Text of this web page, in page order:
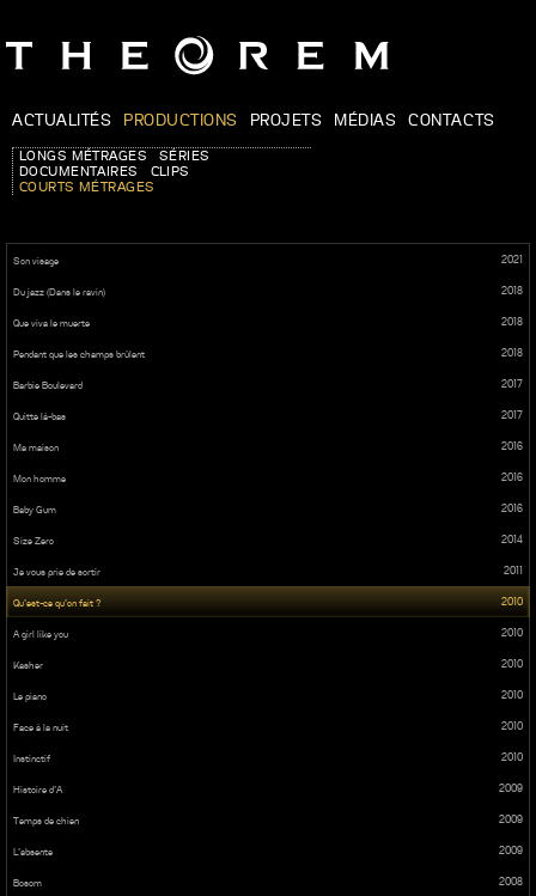
ACTUALITÉS PRODUCTIONS
LONGS MÉTRAGES
SÉRIES
DOCUMENTAIRES
CLIPS
COURTS MÉTRAGES
PROJETS MÉDIAS CONTACTS
Son visage 2021
Du jazz (Dans le ravin) 2018
Que viva le muerte 2018
Pendant que les champs brûlent 2018
Barbie Boulevard 2017
Quitte là-bas 2017
Ma maison 2016
Mon homme 2016
Baby Gum 2016
Size Zero 2014
Je vous prie de sortir 2011
Qu’est-ce qu’on fait ? 2010
A girl like you 2010
Kasher 2010
Le piano 2010
Face à la nuit 2010
Instinctif 2010
Histoire d’A 2009
Temps de chien 2009
L’absente 2009
Bosom 2008